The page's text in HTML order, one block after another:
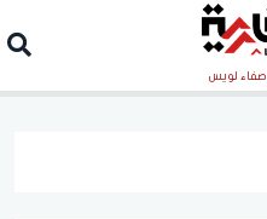
صفاء لويس